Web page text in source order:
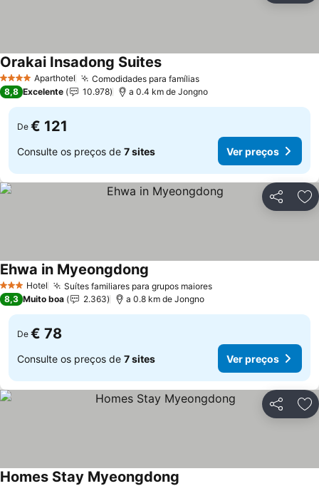
4 EstrelasAparthotel Comodidades para famíliasVer preços
Orakai Insadong SuitesVer preços
8,8 Excelente 10.978 a 0.4 km de Jongno
De € 121
Consulte os preços de 7 sites Ver preços
Partilhar
3 EstrelasHotel Suítes familiares para grupos maioresVer preços
Ehwa in Myeongdong
8,3 Muito boa 2.363 a 0.8 km de Jongno
De € 78
Consulte os preços de 7 sites Ver preços
Partilhar
Homes Stay Myeongdong